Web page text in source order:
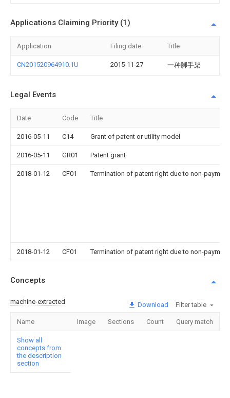
Applications Claiming Priority (1)
Application Filing date Title
CN201520964910.1U 2015-11-27 一种脚手架
Legal Events
Date Code Title
2016-05-11 C14 Grant of patent or utility model
2016-05-11 GR01 Patent grant
2018-01-12 CF01 Termination of patent right due to non-
2018-01-12 CF01 Termination of patent right due to non-
Concepts
machine-extracted Download Filter table
Name Image Sections Count Query match
Show all
concepts from
the description
section